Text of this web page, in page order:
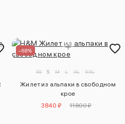
–68%
XS S M L XL XXL
Жилет из альпаки в свободном
крое
3840 ₽
11800 ₽